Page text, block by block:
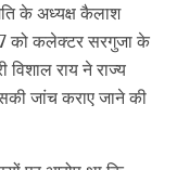
के अध्यक्ष कैलाश
को कलेक्टर सरगुजा के
विशाल राय ने राज्य
जांच कराए जाने की